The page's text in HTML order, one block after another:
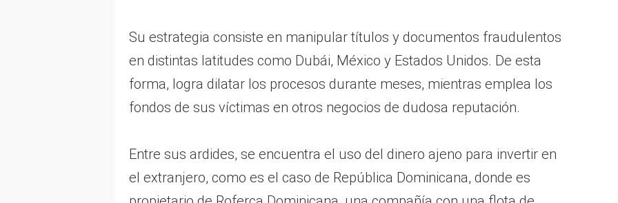
Su estrategia consiste en manipular títulos y documentos fraudulentos
en distintas latitudes como Dubái, México y Estados Unidos. De esta
forma, logra dilatar los procesos durante meses, mientras emplea los
fondos de sus víctimas en otros negocios de dudosa reputación.
Entre sus ardides, se encuentra el uso del dinero ajeno para invertir en
el extranjero, como es el caso de República Dominicana, donde es